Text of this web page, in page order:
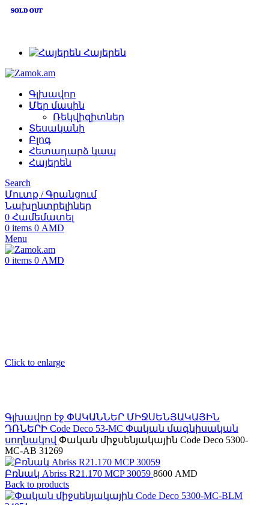
+374 91 28 61 86
Հայերեն
Գլխավոր
Մեր մասին
Ռեկվիզիտներ
Տեսականի
Բլոգ
Հետադարձ կապ
Հայերեն
Search
Մուտք / Գրանցում
Նախընտրելիներ
0 Համեմատել
0 items 0 AMD
Menu
0 items 0 AMD
Click to enlarge
Գլխավոր էջ ՓԱԿԱՆՆԵՐ ՄԻՋՍԵՆՅԱԿԱՅԻՆ
ԴՌՆԵՐԻ Code Deco 53-MC Փական մագնիսական
սողնակով Փական միջսենյակային Code Deco 5300-
MC-AB 31269
Բռնակ Abriss R21.170 MCP 30059 8600 AMD
Back to products
SOLD OUT
SOLD OUT
SOLD OUT
SOLD OUT